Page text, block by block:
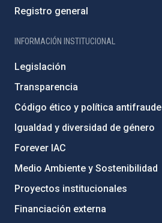
Registro general
INFORMACIÓN INSTITUCIONAL
Legislación
Transparencia
Código ético y política antifraude
Igualdad y diversidad de género
Forever IAC
Medio Ambiente y Sostenibilidad
Proyectos institucionales
Financiación externa